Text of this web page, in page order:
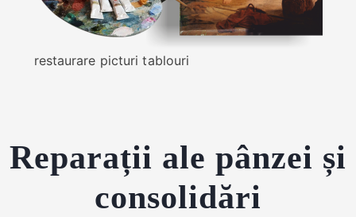
restaurare picturi tablouri
Reparații ale pânzei și
consolidări